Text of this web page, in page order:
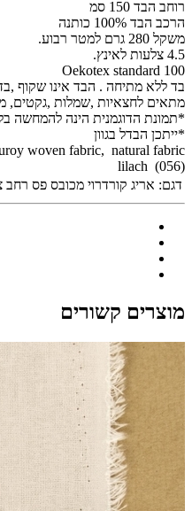
רוחב הבד 150 סמ
הרכב הבד 100% כותנה
משקל 280 גרם למטר רבוע.
4.5 צלעות לאינץ.
Oekotex standard 100
בד ללא מתיחה . הבד אינו שקוף
מתאים לחצאיות ,שמלות ,גקטים,
*תמונת הדוגמנית הינה להמחשה
*ייתכן הבדל בגוון
woven fabric, natural fabric
(056) lilach
דגם: אריג קורדרוי מכובס פס רחב
מוצרים קשורים